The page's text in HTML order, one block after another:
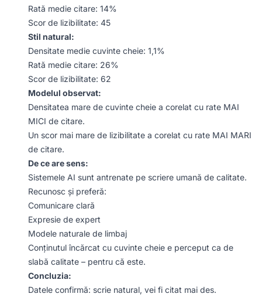
Rată medie citare: 14%
Scor de lizibilitate: 45
Stil natural:
Densitate medie cuvinte cheie: 1,1%
Rată medie citare: 26%
Scor de lizibilitate: 62
Modelul observat:
Densitatea mare de cuvinte cheie a corelat cu rate MAI
MICI de citare.
Un scor mai mare de lizibilitate a corelat cu rate MAI MARI
de citare.
De ce are sens:
Sistemele AI sunt antrenate pe scriere umană de calitate.
Recunosc și preferă:
Comunicare clară
Expresie de expert
Modele naturale de limbaj
Conținutul încărcat cu cuvinte cheie e perceput ca de
slabă calitate – pentru că este.
Concluzia:
Datele confirmă: scrie natural, vei fi citat mai des.